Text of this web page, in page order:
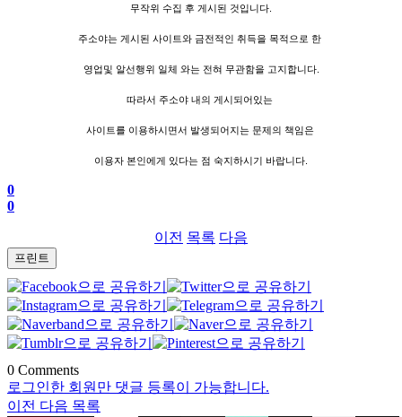
무작위 수집 후 게시된 것입니다.
주소야는 게시된 사이트와 금전적인 취득을 목적으로 한
영업및 알선행위 일체 와는 전혀 무관함을 고지합니다.
따라서 주소야 내의 게시되어있는
사이트를 이용하시면서 발생되어지는 문제의 책임은
이용자 본인에게 있다는 점 숙지하시기 바랍니다.
0
0
이전 목록 다음
프린트
0 Comments
로그인한 회원만 댓글 등록이 가능합니다.
이전 다음 목록